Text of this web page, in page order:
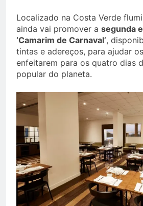
Localizado na Costa Verde
ainda vai promover a segunda
‘Camarim de Carnaval’,
tintas e adereços, para ajudar
enfeitarem para os quatro dias
popular do planeta.